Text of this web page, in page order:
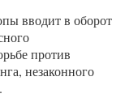
вводит в оборот
против
незаконного